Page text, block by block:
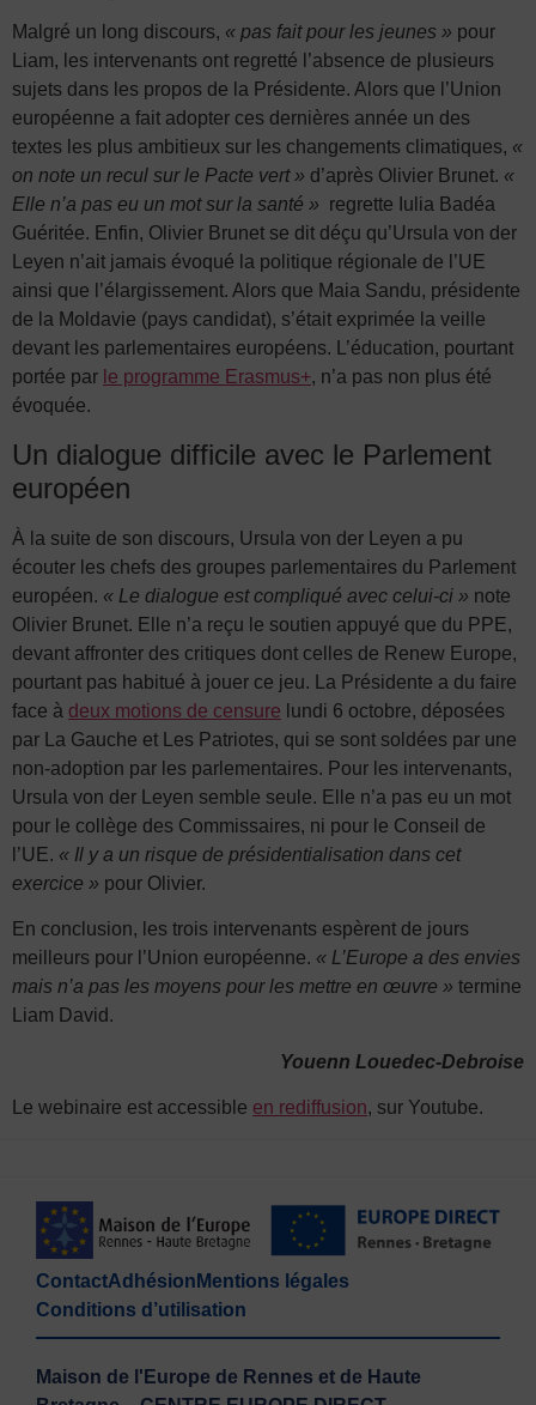
Malgré un long discours, « pas fait pour les jeunes » pour
Liam, les intervenants ont regretté l’absence de plusieurs
sujets dans les propos de la Présidente. Alors que l’Union
européenne a fait adopter ces dernières année un des
textes les plus ambitieux sur les changements climatiques, «
on note un recul sur le Pacte vert » d’après Olivier Brunet. «
Elle n’a pas eu un mot sur la santé » regrette Iulia Badéa
Guéritée. Enfin, Olivier Brunet se dit déçu qu’Ursula von der
Leyen n’ait jamais évoqué la politique régionale de l’UE
ainsi que l’élargissement. Alors que Maia Sandu, présidente
de la Moldavie (pays candidat), s’était exprimée la veille
devant les parlementaires européens. L’éducation, pourtant
portée par le programme Erasmus+, n’a pas non plus été
évoquée.
Un dialogue difficile avec le Parlement
européen
À la suite de son discours, Ursula von der Leyen a pu
écouter les chefs des groupes parlementaires du Parlement
européen. « Le dialogue est compliqué avec celui-ci » note
Olivier Brunet. Elle n’a reçu le soutien appuyé que du PPE,
devant affronter des critiques dont celles de Renew Europe,
pourtant pas habitué à jouer ce jeu. La Présidente a du faire
face à deux motions de censure lundi 6 octobre, déposées
par La Gauche et Les Patriotes, qui se sont soldées par une
non-adoption par les parlementaires. Pour les intervenants,
Ursula von der Leyen semble seule. Elle n’a pas eu un mot
pour le collège des Commissaires, ni pour le Conseil de
l’UE. « Il y a un risque de présidentialisation dans cet
exercice » pour Olivier.
En conclusion, les trois intervenants espèrent de jours
meilleurs pour l’Union européenne. « L’Europe a des envies
mais n’a pas les moyens pour les mettre en œuvre » termine
Liam David.
Youenn Louedec-Debroise
Le webinaire est accessible en rediffusion, sur Youtube.
ContactAdhésion Mentions légales
Conditions d’utilisation
Maison de l'Europe de Rennes et de Haute